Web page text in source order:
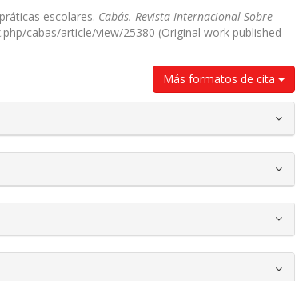
escolares. Cabás. Revista Internacional Sobre
cabas/article/view/25380 (Original work published
Más formatos de cita